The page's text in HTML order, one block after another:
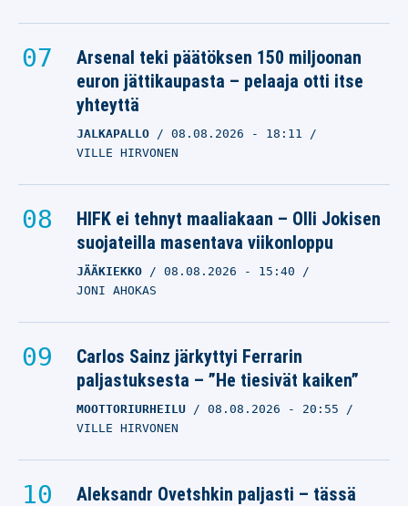
Arsenal teki päätöksen 150 miljoonan
euron jättikaupasta – pelaaja otti itse
yhteyttä
JALKAPALLO 08.08.2026 - 18:11
VILLE HIRVONEN
HIFK ei tehnyt maaliakaan – Olli Jokisen
suojateilla masentava viikonloppu
JÄÄKIEKKO 08.08.2026 - 15:40
JONI AHOKAS
Carlos Sainz järkyttyi Ferrarin
paljastuksesta – ”He tiesivät kaiken”
MOOTTORIURHEILU 08.08.2026 - 20:55
VILLE HIRVONEN
Aleksandr Ovetshkin paljasti – tässä